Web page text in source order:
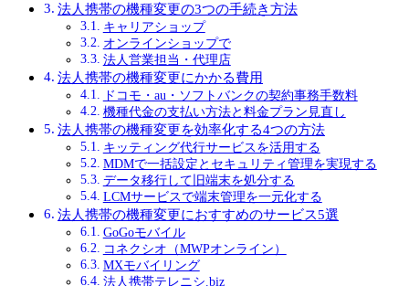
法人携帯の機種変更の3つの手続き方法
キャリアショップ
オンラインショップで
法人営業担当・代理店
法人携帯の機種変更にかかる費用
ドコモ・au・ソフトバンクの契約事務手数料
機種代金の支払い方法と料金プラン見直し
法人携帯の機種変更を効率化する4つの方法
キッティング代行サービスを活用する
MDMで一括設定とセキュリティ管理を実現する
データ移行して旧端末を処分する
LCMサービスで端末管理を一元化する
法人携帯の機種変更におすすめのサービス5選
GoGoモバイル
コネクシオ（MWPオンライン）
MXモバイリング
法人携帯テレニシ.biz